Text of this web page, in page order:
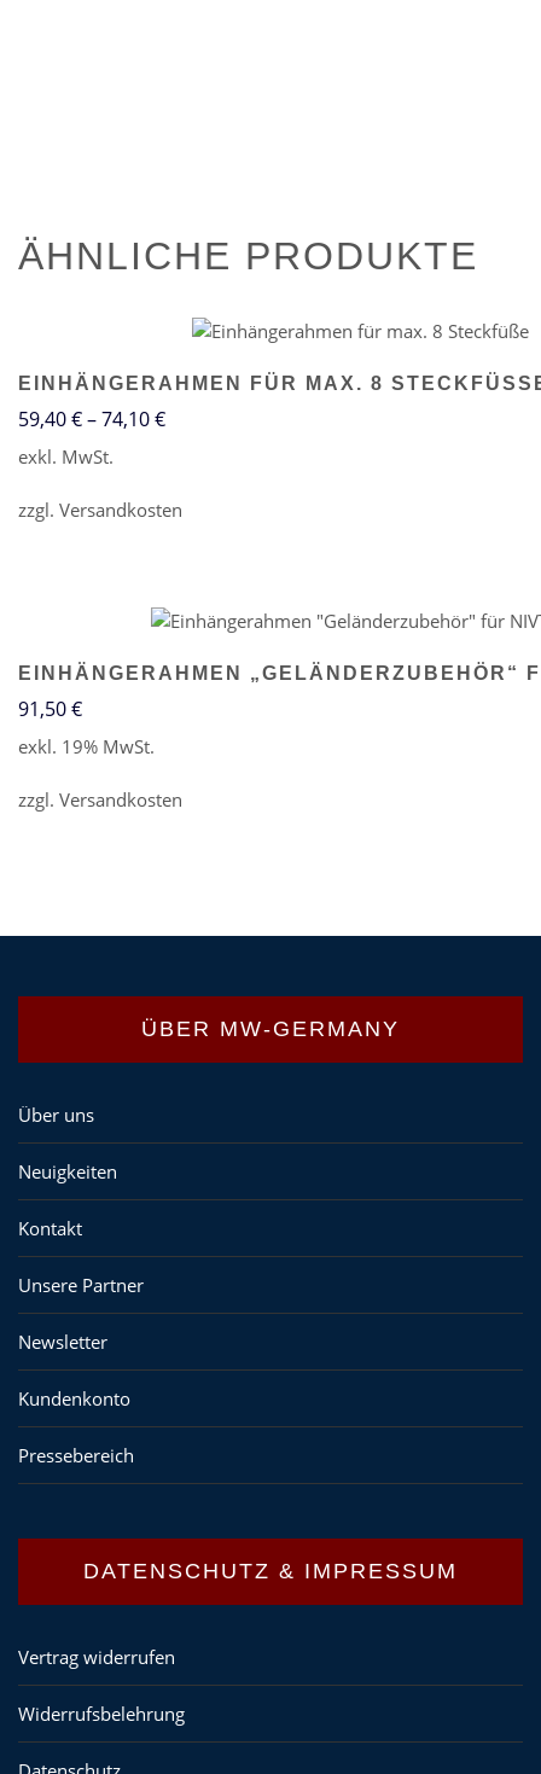
ÄHNLICHE PRODUKTE
EINHÄNGERAHMEN FÜR MAX. 8 STECKFÜSSE
59,40€–74,10€
exkl. MwSt.
zzgl. Versandkosten
EINHÄNGERAHMEN „GELÄNDERZUBEHÖR“
91,50€
exkl. 19% MwSt.
zzgl. Versandkosten
ÜBER MW-GERMANY
Über uns
Neuigkeiten
Kontakt
Unsere Partner
Newsletter
Kundenkonto
Pressebereich
DATENSCHUTZ & IMPRESSUM
Vertrag widerrufen
Widerrufsbelehrung